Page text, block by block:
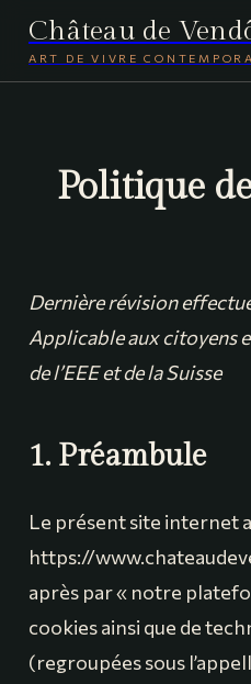
Château de
ART DE VIVRE
JARDINAGE
Politique
Dernière révision
Applicable aux citoyens
de l’EEE et de la Suisse
1. Préambule
Le présent site internet
https://
après par « notre
cookies ainsi que de
(regroupées sous